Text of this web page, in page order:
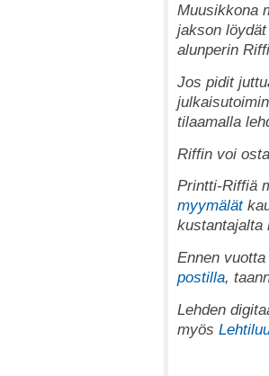
Muusikkona
jakson
alunperin
Jos pidit
tilaamalla
Riffin voi
Printti-Riffiä
myymälät
kustantajalta
Ennen
postilla,
Lehden
myös